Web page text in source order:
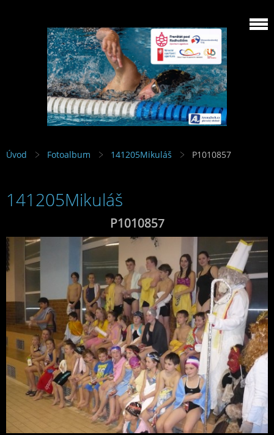
Úvod Fotoalbum 141205Mikuláš P1010857
141205Mikuláš
P1010857